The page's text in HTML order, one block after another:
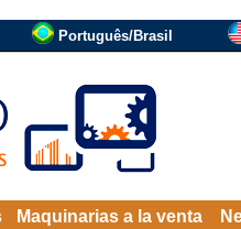
Português/Brasil
Maquinarias a la venta